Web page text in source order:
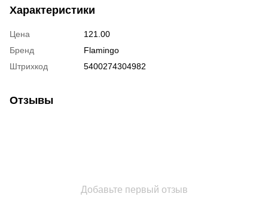
Характеристики
Цена
121.00
Бренд
Flamingo
Штрихкод
5400274304982
Отзывы
Добавьте первый отзыв